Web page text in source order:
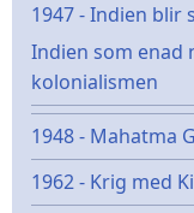
1947 - Indien blir
Indien som enad
kolonialismen
1948 - Mahatma
1962 - Krig med